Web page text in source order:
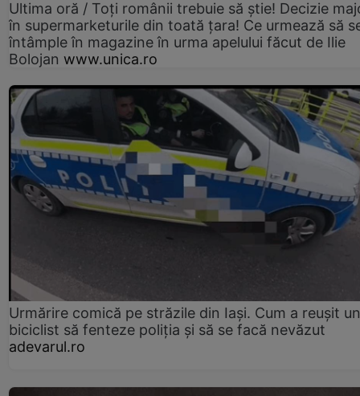
Ultima oră / Toți românii trebuie să știe! Decizie
în supermarketurile din toată țara! Ce urmează să
întâmple în magazine în urma apelului făcut de Ilie
Bolojan www.unica.ro
Urmărire comică pe străzile din Iași. Cum a reușit un
biciclist să fenteze poliția și să se facă nevăzut
adevarul.ro